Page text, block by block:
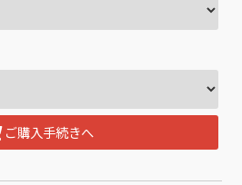
ご購入手続きへ